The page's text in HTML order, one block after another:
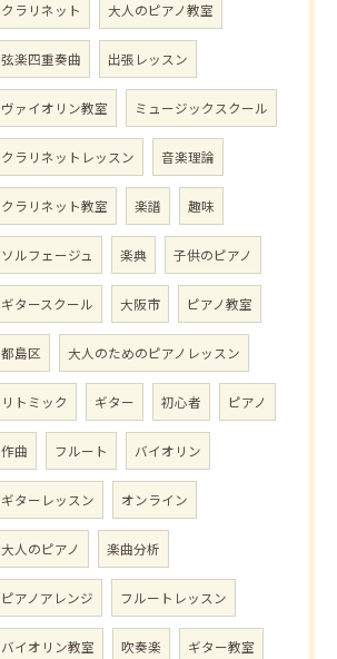
クラリネット 大人のピアノ教室
弦楽四重奏曲 出張レッスン
ヴァイオリン教室 ミュージックスクール
クラリネットレッスン 音楽理論
クラリネット教室 楽譜 趣味
ソルフェージュ 楽典 子供のピアノ
ギタースクール 大阪市 ピアノ教室
都島区 大人のためのピアノレッスン
リトミック ギター 初心者 ピアノ
作曲 フルート バイオリン
ギターレッスン オンライン
大人のピアノ 楽曲分析
ピアノアレンジ フルートレッスン
バイオリン教室 吹奏楽 ギター教室